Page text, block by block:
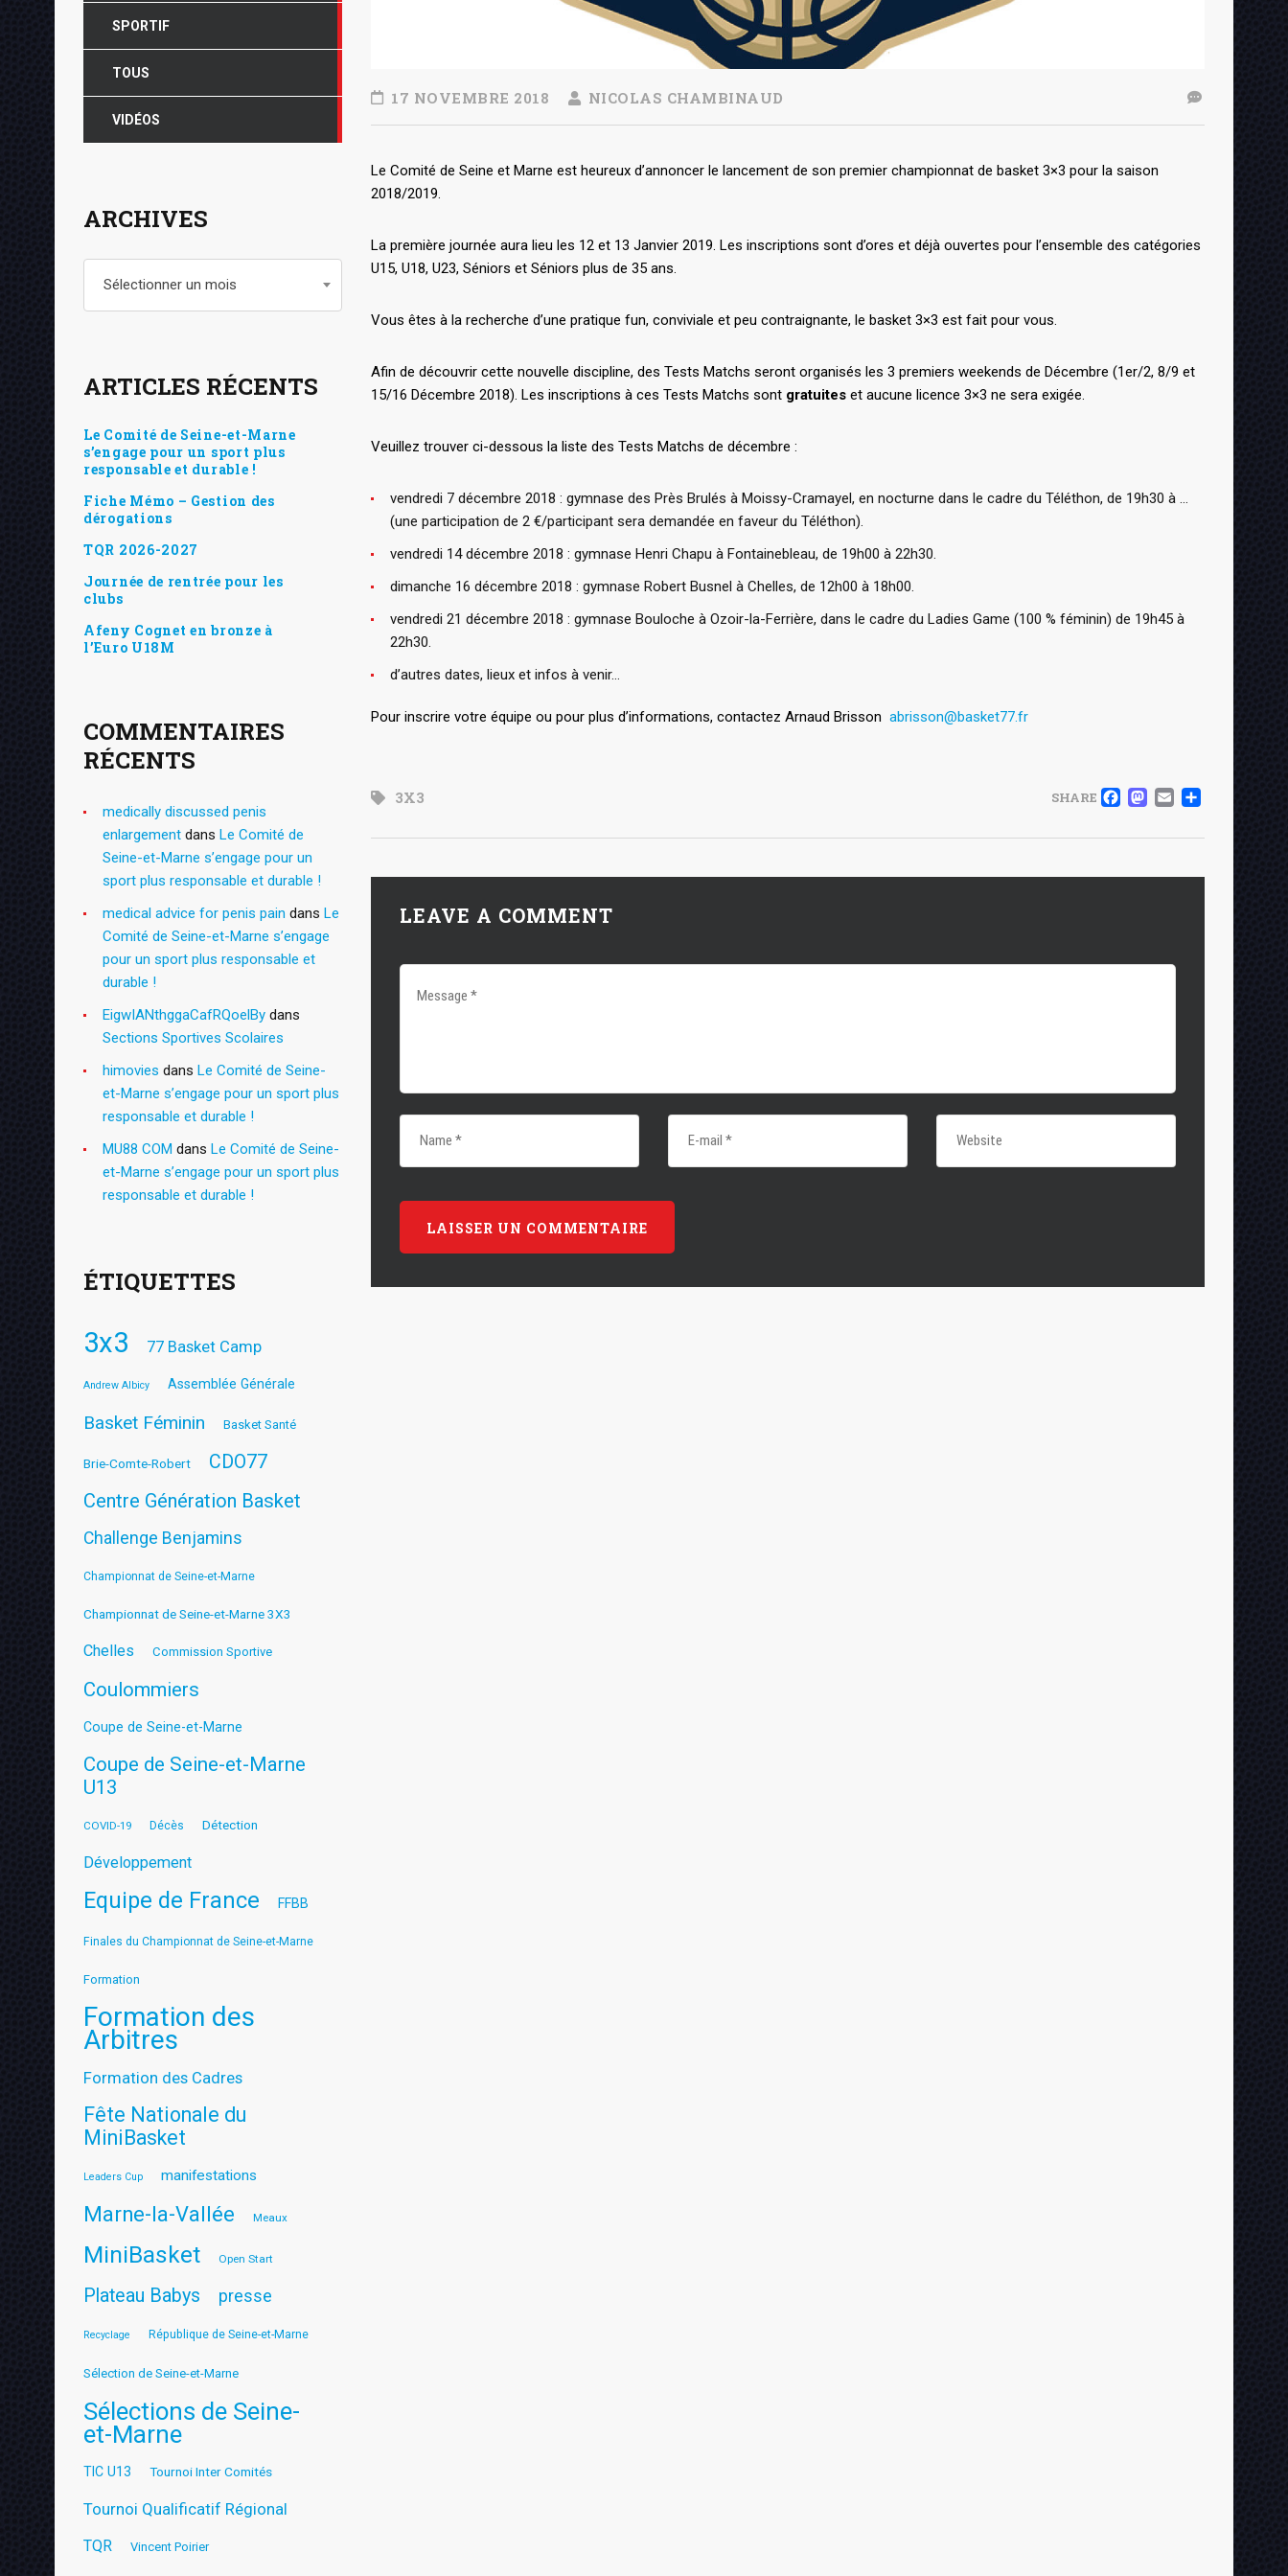
17 NOVEMBRE 2018 NICOLAS CHAMBINAUD
Le Comité de Seine et Marne est heureux d’annoncer le lancement de son premier championnat de basket 3×3 pour la saison
2018/2019.
La première journée aura lieu les 12 et 13 Janvier 2019. Les inscriptions sont d’ores et déjà ouvertes pour l’ensemble des catégories
U15, U18, U23, Séniors et Séniors plus de 35 ans.
Vous êtes à la recherche d’une pratique fun, conviviale et peu contraignante, le basket 3×3 est fait pour vous.
Afin de découvrir cette nouvelle discipline, des Tests Matchs seront organisés les 3 premiers weekends de Décembre (1er/2, 8/9 et
15/16 Décembre 2018). Les inscriptions à ces Tests Matchs sont gratuites et aucune licence 3×3 ne sera exigée.
Veuillez trouver ci-dessous la liste des Tests Matchs de décembre :
vendredi 7 décembre 2018 : gymnase des Près Brulés à Moissy-Cramayel, en nocturne dans le cadre du Téléthon, de 19h30 à …
(une participation de 2 €/participant sera demandée en faveur du Téléthon).
vendredi 14 décembre 2018 : gymnase Henri Chapu à Fontainebleau, de 19h00 à 22h30.
dimanche 16 décembre 2018 : gymnase Robert Busnel à Chelles, de 12h00 à 18h00.
vendredi 21 décembre 2018 : gymnase Bouloche à Ozoir-la-Ferrière, dans le cadre du Ladies Game (100 % féminin) de 19h45 à
22h30.
d’autres dates, lieux et infos à venir…
Pour inscrire votre équipe ou pour plus d’informations, contactez Arnaud Brisson abrisson@basket77.fr
3X3 SHARE FACEBOOK
EMAIL
LEAVE A COMMENT
SPORTIF
TOUS
VIDÉOS
ARCHIVES
Sélectionner un mois
ARTICLES RÉCENTS
Le Comité de Seine-et-Marne
s’engage pour un sport plus
responsable et durable !
Fiche Mémo – Gestion des
dérogations
TQR 2026-2027
Journée de rentrée pour les
clubs
Afeny Cognet en bronze à
l’Euro U18M
COMMENTAIRES
RÉCENTS
medically discussed penis
enlargement dans Le Comité de
Seine-et-Marne s’engage pour un
sport plus responsable et durable !
medical advice for penis pain dans Le
Comité de Seine-et-Marne s’engage
pour un sport plus responsable et
durable !
EigwIANthggaCafRQoelBy dans
Sections Sportives Scolaires
himovies dans Le Comité de Seine-
et-Marne s’engage pour un sport plus
responsable et durable !
MU88 COM dans Le Comité de Seine-
et-Marne s’engage pour un sport plus
responsable et durable !
ÉTIQUETTES
3x3 77 Basket Camp
Andrew Albicy Assemblée Générale
Basket Féminin Basket Santé
Brie-Comte-Robert CDO77
Centre Génération Basket
Challenge Benjamins
Championnat de Seine-et-Marne
Championnat de Seine-et-Marne 3X3
Chelles Commission Sportive
Coulommiers
Coupe de Seine-et-Marne
Coupe de Seine-et-Marne
U13
COVID-19 Décès Détection
Développement
Equipe de France FFBB
Finales du Championnat de Seine-et-Marne
Formation
Formation des
Arbitres
Formation des Cadres
Fête Nationale du
MiniBasket
Leaders Cup manifestations
Marne-la-Vallée Meaux
MiniBasket Open Start
Plateau Babys presse
Recyclage République de Seine-et-Marne
Sélection de Seine-et-Marne
Sélections de Seine-
et-Marne
TIC U13 Tournoi Inter Comités
Tournoi Qualificatif Régional
TQR Vincent Poirier